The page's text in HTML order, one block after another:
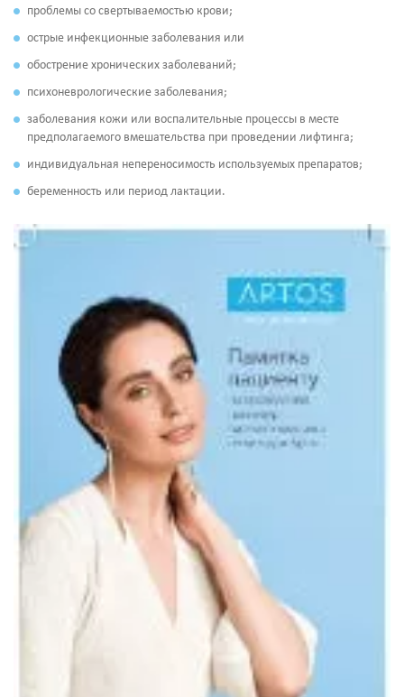
проблемы со свертываемостью крови;
острые инфекционные заболевания или
обострение хронических заболеваний;
психоневрологические заболевания;
заболевания кожи или воспалительные процессы в месте
предполагаемого вмешательства при проведении лифтинга;
индивидуальная непереносимость используемых препаратов;
беременность или период лактации.